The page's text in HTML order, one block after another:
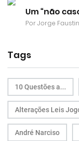
Um “não
PorJorge
Tags
10 Questões a...
Alterações Leis
André Narciso